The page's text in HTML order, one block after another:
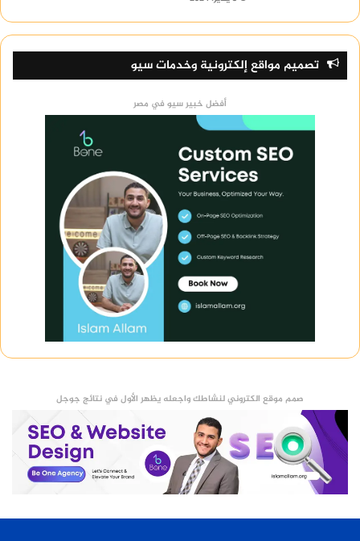
تصميم مواقع إلكترونية وخدمات سيو
أفضل خبير سيو في مصر
صمم موقع الكتروني لنشاطك واجعله يظهر الأول في نتائج جوجل